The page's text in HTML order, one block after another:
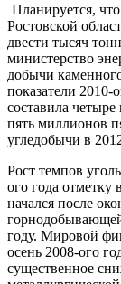
Планируется,
Ростовской
двести тысяч
министерство
добычи
показатели 2010-
составила
пять миллионов
угледобычи в
Рост темпов
ого года отметку
начался после
году. Мировой
осень 2008-ого
существенное